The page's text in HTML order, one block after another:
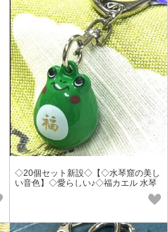
◇20個セット新設◇【◇水琴窟の美し
い音色】◇愛らしい♪◇福カエル 水琴